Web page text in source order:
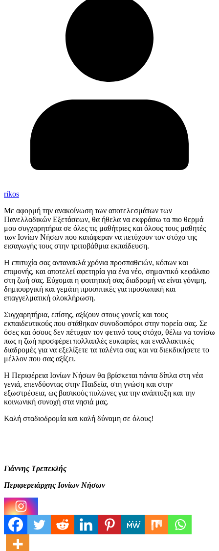
rikos
Με αφορμή την ανακοίνωση των αποτελεσμάτων των
Πανελλαδικών Εξετάσεων, θα ήθελα να εκφράσω τα πιο θερμά
μου συγχαρητήρια σε όλες τις μαθήτριες και όλους τους μαθητές
των Ιονίων Νήσων που κατάφεραν να πετύχουν τον στόχο της
εισαγωγής τους στην τριτοβάθμια εκπαίδευση.
Η επιτυχία σας αντανακλά χρόνια προσπαθειών, κόπων και
επιμονής, και αποτελεί αφετηρία για ένα νέο, σημαντικό κεφάλαιο
στη ζωή σας. Εύχομαι η φοιτητική σας διαδρομή να είναι γόνιμη,
δημιουργική και γεμάτη προοπτικές για προσωπική και
επαγγελματική ολοκλήρωση.
Συγχαρητήρια, επίσης, αξίζουν στους γονείς και τους
εκπαιδευτικούς που στάθηκαν συνοδοιπόροι στην πορεία σας. Σε
όσες και όσους δεν πέτυχαν τον φετινό τους στόχο, θέλω να τονίσω
πως η ζωή προσφέρει πολλαπλές ευκαιρίες και εναλλακτικές
διαδρομές για να εξελίξετε τα ταλέντα σας και να διεκδικήσετε το
μέλλον που σας αξίζει.
Η Περιφέρεια Ιονίων Νήσων θα βρίσκεται πάντα δίπλα στη νέα
γενιά, επενδύοντας στην Παιδεία, στη γνώση και στην
εξωστρέφεια, ως βασικούς πυλώνες για την ανάπτυξη και την
κοινωνική συνοχή στα νησιά μας.
Καλή σταδιοδρομία και καλή δύναμη σε όλους!
Γιάννης Τρεπεκλής
Περιφερειάρχης Ιονίων Νήσων